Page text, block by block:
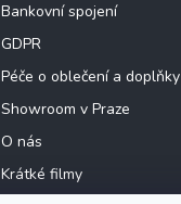
Bankovní spojení
GDPR
Péče o oblečení a doplňky
Showroom v Praze
O nás
Krátké filmy